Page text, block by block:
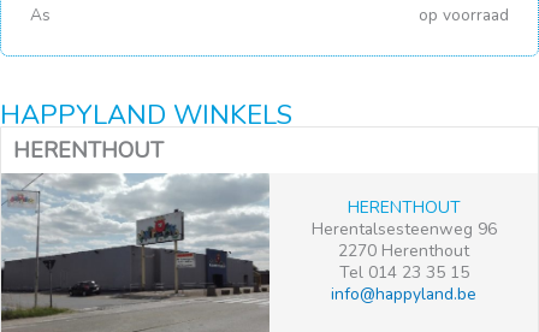
As op voorraad
HAPPYLAND WINKELS
HERENTHOUT
HERENTHOUT
Herentalsesteenweg 96
2270 Herenthout
Tel 014 23 35 15
info@happyland.be